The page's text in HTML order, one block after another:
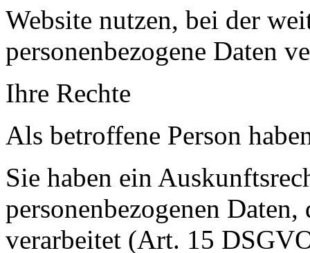
Website nutzen, bei der
personenbezogene Daten
Ihre Rechte
Als betroffene Person
Sie haben ein
personenbezogenen
verarbeitet (Art. 15